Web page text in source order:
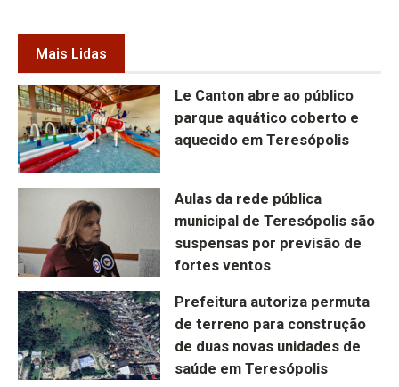
Mais Lidas
Le Canton abre ao público
parque aquático coberto e
aquecido em Teresópolis
Aulas da rede pública
municipal de Teresópolis são
suspensas por previsão de
fortes ventos
Prefeitura autoriza permuta
de terreno para construção
de duas novas unidades de
saúde em Teresópolis